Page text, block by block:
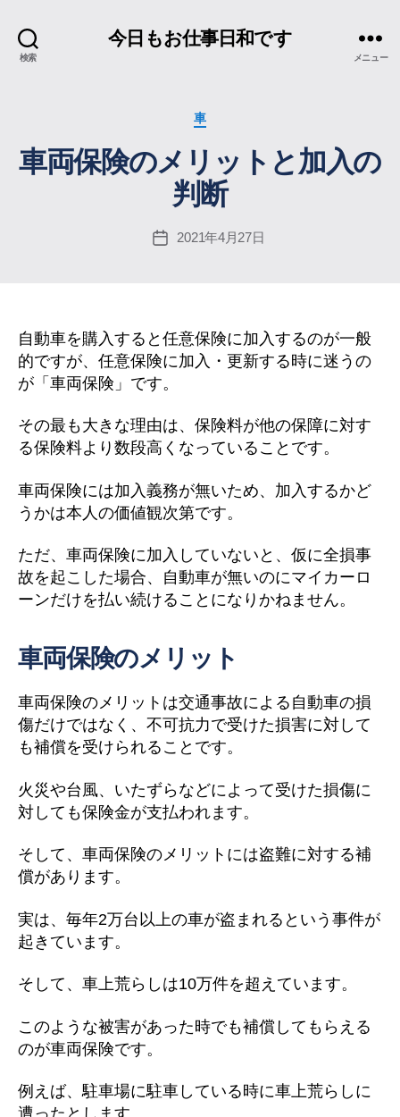
検索
今日もお仕事日和です
メニュー
カ
ゴ
リ
ー
車
車両保険のメリットと加入の
判断
投
2021年4月27日
自動車を購入すると任意保険に加入するのが一般
的ですが、任意保険に加入・更新する時に迷うの
が「車両保険」です。
その最も大きな理由は、保険料が他の保障に対す
る保険料より数段高くなっていることです。
車両保険には加入義務が無いため、加入するかど
うかは本人の価値観次第です。
ただ、車両保険に加入していないと、仮に全損事
故を起こした場合、自動車が無いのにマイカーロ
ーンだけを払い続けることになりかねません。
車両保険のメリット
車両保険のメリットは交通事故による自動車の損
傷だけではなく、不可抗力で受けた損害に対して
も補償を受けられることです。
火災や台風、いたずらなどによって受けた損傷に
対しても保険金が支払われます。
そして、車両保険のメリットには盗難に対する補
償があります。
実は、毎年2万台以上の車が盗まれるという事件が
起きています。
そして、車上荒らしは10万件を超えています。
このような被害があった時でも補償してもらえる
のが車両保険です。
例えば、駐車場に駐車している時に車上荒らしに
遭ったとします。